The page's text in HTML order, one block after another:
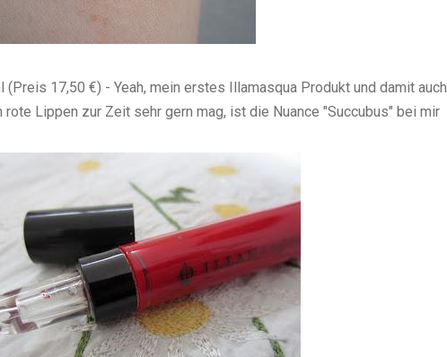
(Preis 17,50 €) - Yeah, mein erstes Illamasqua Produkt und damit auch
Lippen zur Zeit sehr gern mag, ist die Nuance "Succubus" bei mir